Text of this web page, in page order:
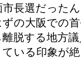
長選だった
の大阪での
脱する地方
いる印象が